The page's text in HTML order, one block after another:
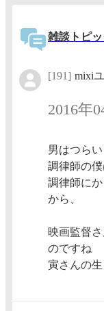
雑談トピッ
[191] mixi
2016年
男はつら
調律師の
調律師に
から、
映画監督
のですね
寅さんの生